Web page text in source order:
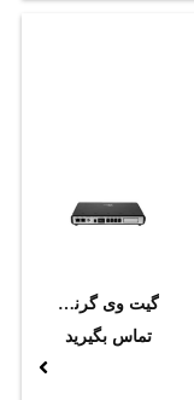
گیت وی گرنداستریم مدل GXW4104
تماس بگیرید